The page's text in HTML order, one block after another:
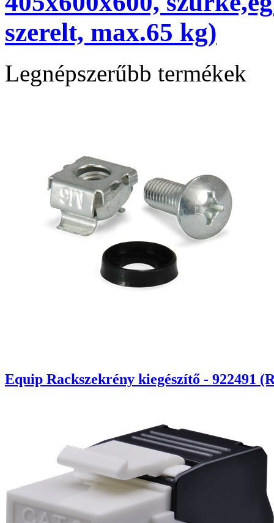
szerelt, max.65 kg)
Legnépszerűbb termékek
Equip Rackszekrény kiegészítő - 922491